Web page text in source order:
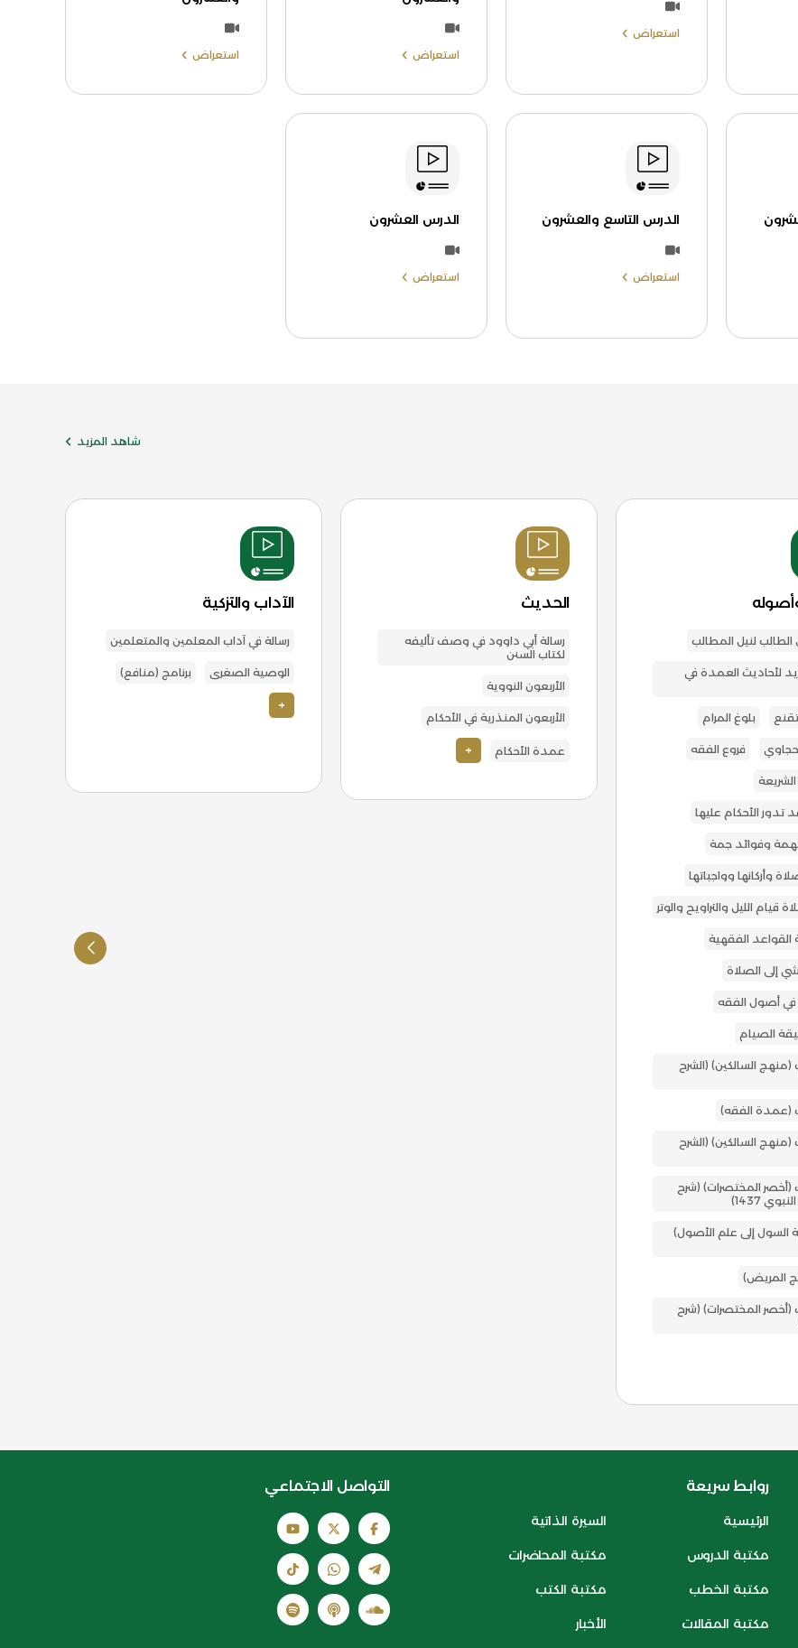
استعراض
استعراض استعراض
الدرس التاسع والعشرون
استعراض
الدرس العشرون
استعراض
شاهد المزيد
الطالب لنيل المطالب
لأحاديث العمدة في
بلوغ المرام
فروع الفقه
تدور الأحكام عليها
وفوائد جمة
وأركانها وواجباتها
قيام الليل والتراويح والوتر
الفقهية
إلى الصلاة
في أصول الفقه
الصيام
(منهج السالكين) (الشرح
(عمدة الفقه)
(منهج السالكين) (الشرح
(أخصر المختصرات) (شرح
1437)
السول إلى علم الأصول)
المريض)
(أخصر المختصرات) (شرح
الحديث
رسالة أبي داوود في وصف تأليفه
لكتاب السنن
الأربعون النووية
الأربعون المنذرية في الأحكام
عمدة الأحكام +
الآداب والتزكية
رسالة في آداب المعلمين والمتعلمين
الوصية الصغرى برنامج (منافع)
+
روابط سريعة
الرئيسية السيرة الذاتية
مكتبة الدروس مكتبة المحاضرات
مكتبة الخطب مكتبة الكتب
مكتبة المقالات الأخبار
التواصل الاجتماعي